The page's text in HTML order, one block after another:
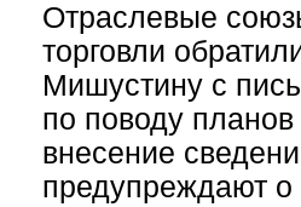
Отраслевые
торговли
Мишустину с
по поводу
внесение
предупреждают о